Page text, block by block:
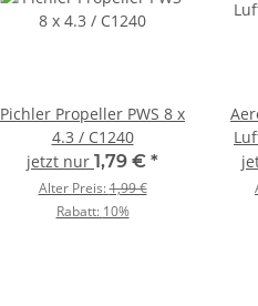
Pichler Propeller PWS 8 x
4.3 / C1240
jetzt nur 1,79 € *
Alter Preis:1,99 €
Rabatt: 10%